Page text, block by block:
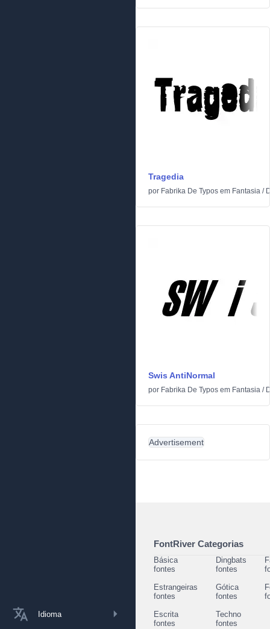
Idioma
Tragedia
por Fabrika De Typos em Fantasia /
Swis AntiNormal
por Fabrika De Typos em Fantasia /
Advertisement
FontRiver Categorias
Básica
fontes
Dingbats
fontes
Estrangeiras
fontes
Gótica
fontes
Escrita
fontes
Techno
fontes